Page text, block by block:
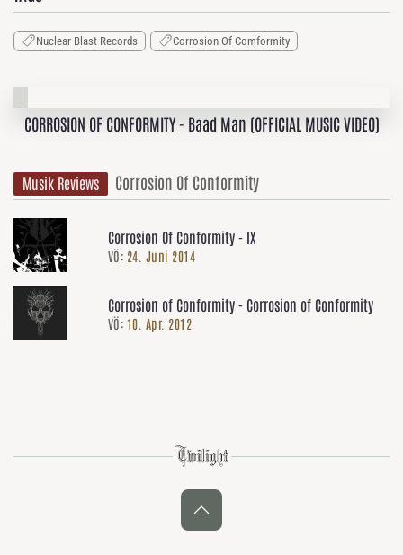
Nuclear Blast Records Corrosion Of Comformity
CORROSION OF CONFORMITY - Baad Man (OFFICIAL MUSIC VIDEO)
Musik Reviews Corrosion Of Conformity
Corrosion Of Conformity - IX
VÖ: 24. Juni 2014
Corrosion of Conformity - Corrosion of Conformity
VÖ: 10. Apr. 2012